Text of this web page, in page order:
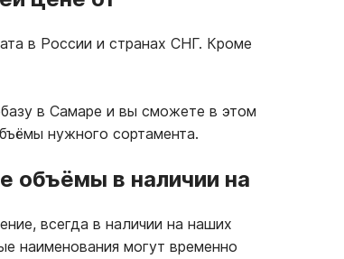
в России и странах СНГ. Кроме
в Самаре и вы сможете в этом
нужного сортамента.
объёмы в наличии на
всегда в наличии на наших
наименования могут временно